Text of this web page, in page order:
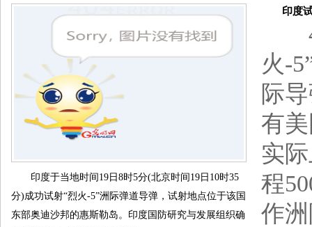
印度于当地时间19日8时5分(北京时间19日10时35
分)成功试射“烈火-5”洲际弹道导弹，试射地点位于该国
东部奥迪沙邦的惠斯勒岛。印度国防研究与发展组织确
印度试
4
火-
际
有
实
程
作